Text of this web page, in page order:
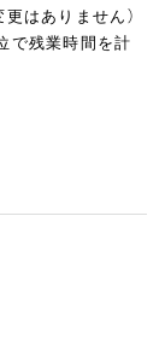
体制を支えるリ
すキャリアに応じ
スもあります。
はありません）
で残業時間を計